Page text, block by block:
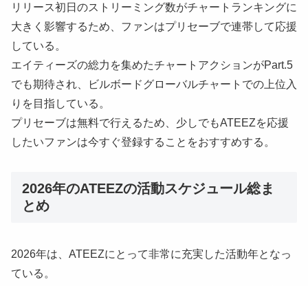
リリース初日のストリーミング数がチャートランキングに
大きく影響するため、ファンはプリセーブで連帯して応援
している。
エイティーズの総力を集めたチャートアクションがPart.5
でも期待され、ビルボードグローバルチャートでの上位入
りを目指している。
プリセーブは無料で行えるため、少しでもATEEZを応援
したいファンは今すぐ登録することをおすすめする。
2026年のATEEZの活動スケジュール総ま
とめ
2026年は、ATEEZにとって非常に充実した活動年となっ
ている。